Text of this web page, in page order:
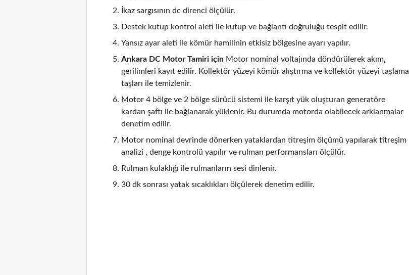
İkaz sargısının dc direnci ölçülür.
Destek kutup kontrol aleti ile kutup ve bağlantı doğruluğu tespit edilir.
Yansız ayar aleti ile kömür hamilinin etkisiz bölgesine ayarı yapılır.
Ankara DC Motor Tamiri için Motor nominal voltajında döndürülerek akım,
gerilimleri kayıt edilir. Kollektör yüzeyi kömür alıştırma ve kollektör yüzeyi taşlama
taşları ile temizlenir.
Motor 4 bölge ve 2 bölge sürücü sistemi ile karşıt yük oluşturan generatöre
kardan şaftı ile bağlanarak yüklenir. Bu durumda motorda olabilecek arklanmalar
denetim edilir.
Motor nominal devrinde dönerken yataklardan titreşim ölçümü yapılarak titreşim
analizi , denge kontrolü yapılır ve rulman performansları ölçülür.
Rulman kulaklığı ile rulmanların sesi dinlenir.
30 dk sonrası yatak sıcaklıkları ölçülerek denetim edilir.